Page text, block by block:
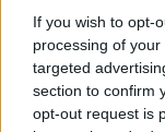
If you wish to opt-
processing of
targeted
section to confirm
opt-out request is